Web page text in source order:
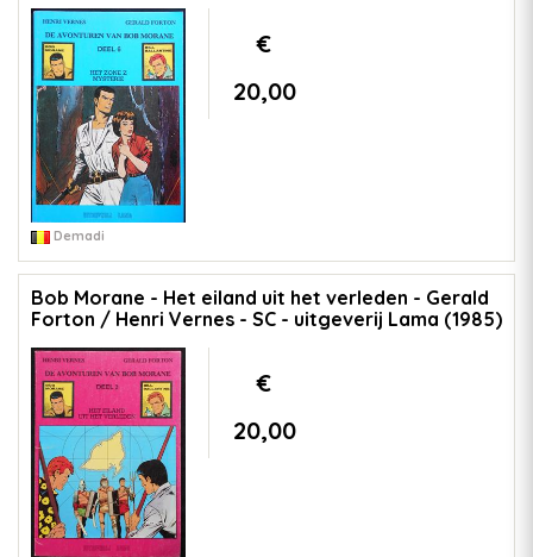
€
20,00
Demadi
Bob Morane - Het eiland uit het verleden - Gerald
Forton / Henri Vernes - SC - uitgeverij Lama (1985)
€
20,00